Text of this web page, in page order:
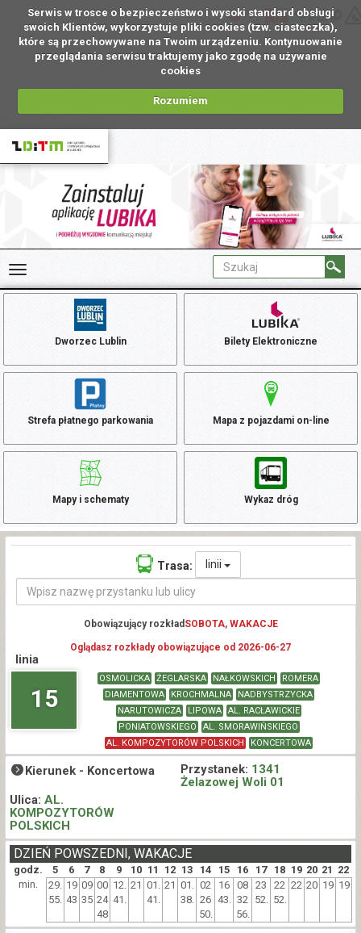
Serwis w trosce o bezpieczeństwo i wysoki standard obsługi
swoich Klientów, wykorzystuje pliki cookies (tzw. ciasteczka),
które są przechowywane na Twoim urządzeniu. Kontynuowanie
przeglądania serwisu traktujemy jako zgodę na używanie
cookies
Rozumiem
PL
Dworzec Lublin Bilety Elektroniczne
Strefa płatnego parkowania Mapa z pojazdami on-line
Mapy i schematy Wykaz dróg
Trasa: linii
Obowiązujący rozkład SOBOTA, WAKACJE
Oglądasz rozkłady obowiązujące od 2026-06-27
linia
15
OSMOLICKA ŻEGLARSKA NAŁKOWSKICH
ROMERA
DIAMENTOWA
KROCHMALNA
NADBYSTRZYCKA
NARUTOWICZA
LIPOWA
AL. RACŁAWICKIE
PONIATOWSKIEGO
AL. SMORAWIŃSKIEGO
AL. KOMPOZYTORÓW POLSKICH
KONCERTOWA
Kierunek - Koncertowa Przystanek: 1341
Żelazowej Woli 01
Ulica: AL.
KOMPOZYTORÓW
POLSKICH
godz. 5 6 7 8 9 10 11 12 13 14 15 16 17 18 19 20 21 22
DZIEŃ POWSZEDNI, WAKACJE
min.
29.
55.
19
43
09
35
00
24
48
12.
41.
21 01.
41.
21 01.
38.
02
26
50.
16
43.
08
32
56.
23
52.
22
52.
22 20 19 19